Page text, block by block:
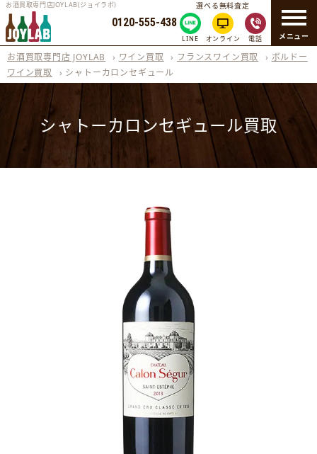
メニュー
お酒買取専門店JOYLAB(ジョイラボ)
0120-555-438
選べる無料査定
LINE オンライン 電話
お酒買取専門店 JOYLAB › ワイン買取 › フランスワイン買取 › ボルドー
ワイン買取
› シャトーカロンセギュール
シャトーカロンセギュール買取